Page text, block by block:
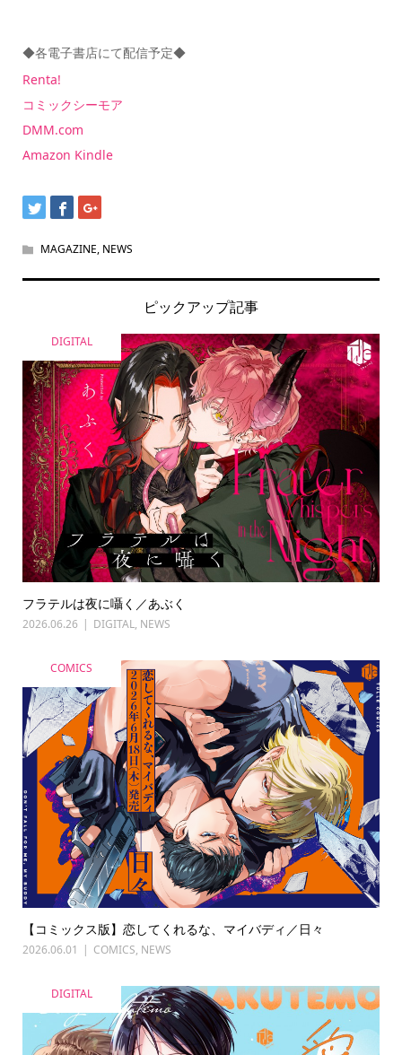
◆各電子書店にて配信予定◆
Renta!
コミックシーモア
DMM.com
Amazon Kindle
MAGAZINE, NEWS
ピックアップ記事
DIGITAL
フラテルは夜に囁く／あぶく
2026.06.26 DIGITAL, NEWS
COMICS
【コミックス版】恋してくれるな、マイバディ／日々
2026.06.01 COMICS, NEWS
DIGITAL